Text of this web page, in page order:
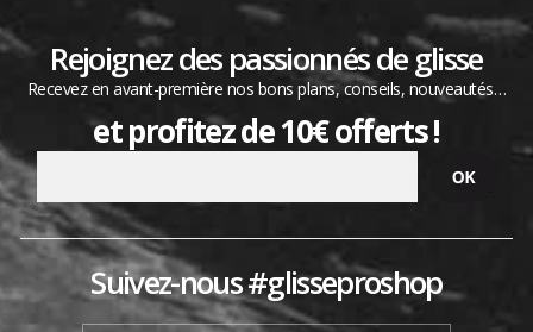
Rejoignez des passionnés de glisse
Recevez en avant-première nos bons plans, conseils, nouveautés…
et profitez de 10€ offerts !
Suivez-nous #glisseproshop